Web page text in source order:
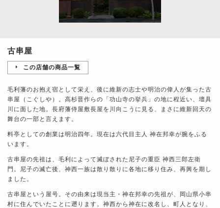
古串屋
この店舗の商品一覧
毛利藩のお抱え宿として栄え、後に維新の志士や明治の偉人が集った古
串屋（こぐしや）。高杉晋作らの「功山寺の挙兵」の地に程近い、壇具
川に面した地。長府藩侍屋敷長屋を川向こうに見る、まさに維新回天の
舞台の一部と言えます。
料亭としての創業は明治四年。現在は六代目主人 神在邦幸が腕をふる
います。
古串屋の先祖は、毛利によって滅ぼされた尼子の重臣 神西三郎左衛
門。尼子の滅亡後、神西一族は散り散りに各地に移り住み、再興を期し
ました。
古串屋という屋号。その由来は現当主・神在邦幸の先祖が、岡山県小串
村に住んでいたことに遡ります。神西から神在に改名し、町人となり、